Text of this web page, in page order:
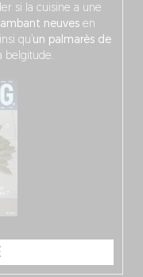
si la cuisine a une
neuvesen
qu’un palmarès de
belgitude.